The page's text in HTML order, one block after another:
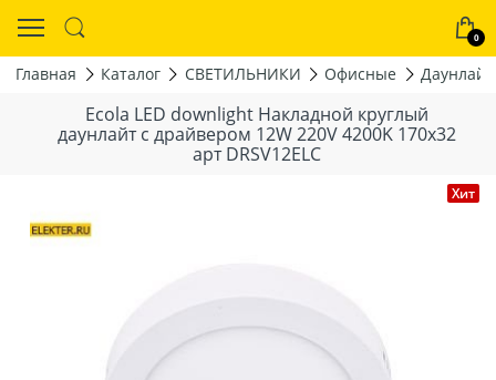
0
Главная Каталог СВЕТИЛЬНИКИ Офисные
Ecola LED downlight Накладной круглый
даунлайт с драйвером 12W 220V 4200K 170x32
арт DRSV12ELC
Хит